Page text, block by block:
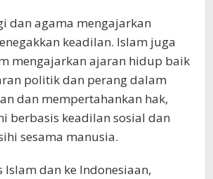
dan agama mengajarkan
keadilan. Islam juga
mengajarkan ajaran hidup baik
politik dan perang dalam
dan mempertahankan hak,
berbasis keadilan sosial dan
sesama manusia.
Islam dan ke Indonesiaan,